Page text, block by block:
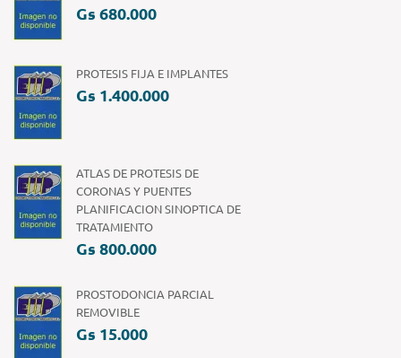
Gs 680.000
PROTESIS FIJA E IMPLANTES
Gs 1.400.000
ATLAS DE PROTESIS DE
CORONAS Y PUENTES
PLANIFICACION SINOPTICA DE
TRATAMIENTO
Gs 800.000
PROSTODONCIA PARCIAL
REMOVIBLE
Gs 15.000